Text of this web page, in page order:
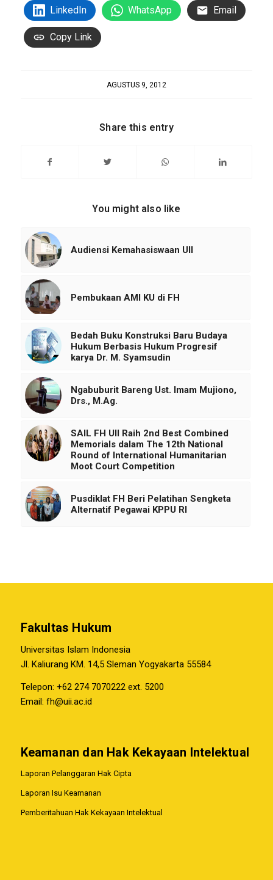
LinkedIn WhatsApp Email
Copy Link
AGUSTUS 9, 2012
Share this entry
You might also like
Audiensi Kemahasiswaan UII
Pembukaan AMI KU di FH
Bedah Buku Konstruksi Baru Budaya
Hukum Berbasis Hukum Progresif
karya Dr. M. Syamsudin
Ngabuburit Bareng Ust. Imam Mujiono,
Drs., M.Ag.
SAIL FH UII Raih 2nd Best Combined
Memorials dalam The 12th National
Round of International Humanitarian
Moot Court Competition
Pusdiklat FH Beri Pelatihan Sengketa
Alternatif Pegawai KPPU RI
Fakultas Hukum
Universitas Islam Indonesia
Jl. Kaliurang KM. 14,5 Sleman Yogyakarta 55584
Telepon: +62 274 7070222 ext. 5200
Email: fh@uii.ac.id
Keamanan dan Hak Kekayaan Intelektual
Laporan Pelanggaran Hak Cipta
Laporan Isu Keamanan
Pemberitahuan Hak Kekayaan Intelektual